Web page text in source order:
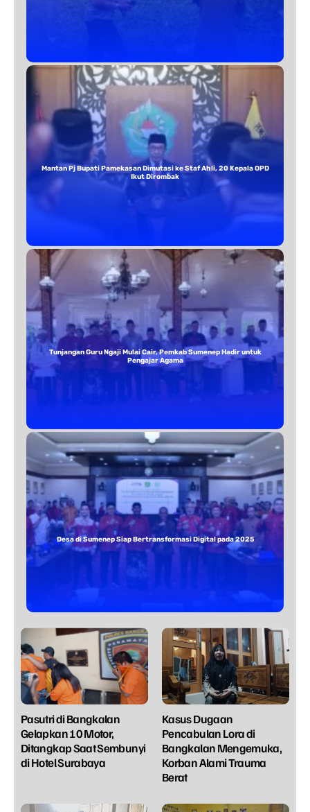
Pasutri di Bangkalan
Gelapkan 10 Motor,
Ditangkap Saat Sembunyi
di Hotel Surabaya
Kasus Dugaan
Pencabulan Lora di
Bangkalan Mengemuka,
Korban Alami Trauma
Berat
Mantan Pj Bupati Pamekasan Dimutasi ke Staf Ahli, 20 Kepala OPD
Ikut Dirombak
Tunjangan Guru Ngaji Mulai Cair, Pemkab Sumenep Hadir untuk
Pengajar Agama
Desa di Sumenep Siap Bertransformasi Digital pada 2025